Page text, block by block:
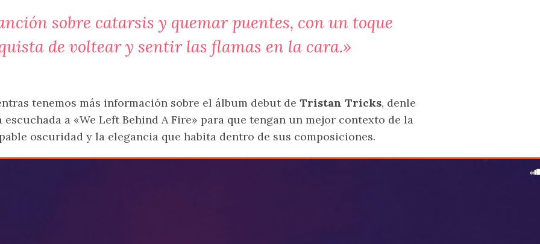
sobre catarsis y quemar puentes, con un toque
de voltear y sentir las flamas en la cara.»
tenemos más información sobre el álbum debut de Tristan Tricks, denle
escuchada a «We Left Behind A Fire» para que tengan un mejor contexto de la
oscuridad y la elegancia que habita dentro de sus composiciones.